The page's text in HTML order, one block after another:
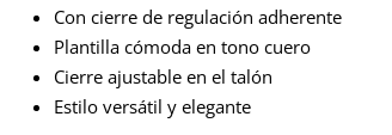
Con cierre de regulación adherente
Plantilla cómoda en tono cuero
Cierre ajustable en el talón
Estilo versátil y elegante